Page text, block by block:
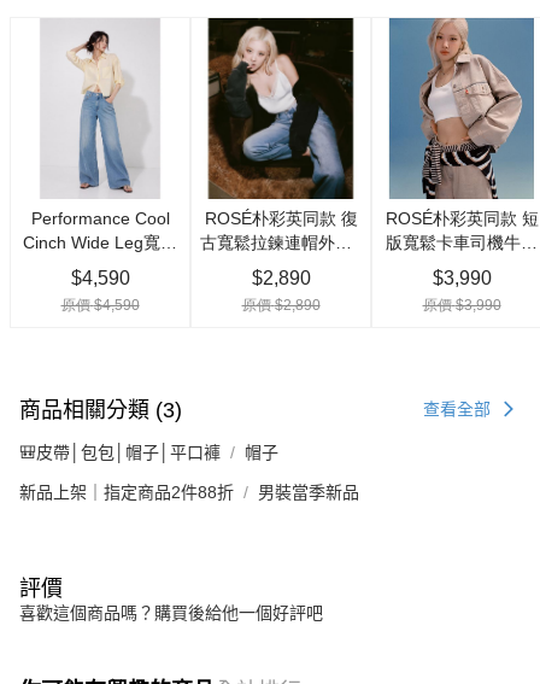
商品相關分類 (3) 查看全部
🎒皮帶│包包│帽子│平口褲 帽子
新品上架｜指定商品2件88折 男裝當季新品
評價
喜歡這個商品嗎？購買後給他一個好評吧